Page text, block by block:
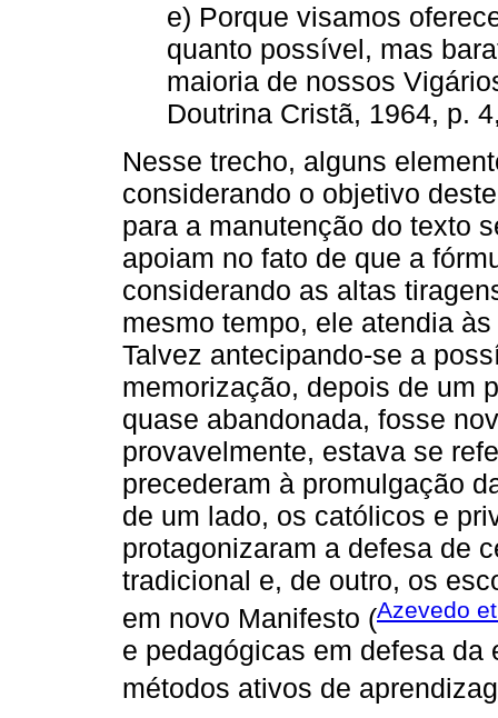
e) Porque visamos
quanto possível, mas
maioria de nossos
Doutrina Cristã, 1964, p.
Nesse trecho, alguns
considerando o objetivo
para a manutenção do texto
apoiam no fato de que a
considerando as altas
mesmo tempo, ele atendia
Talvez antecipando-se a
memorização, depois de um
quase abandonada, fosse
provavelmente, estava se
precederam à promulgação
de um lado, os católicos e
protagonizaram a defesa de
tradicional e, de outro, os
em novo Manifesto (Azevedo
e pedagógicas em defesa
métodos ativos de